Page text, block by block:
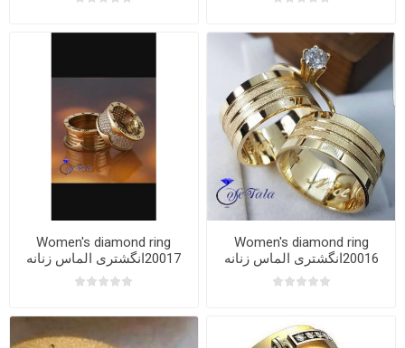
Women's diamond ring
20016انگشتری الماس زنانه
Women's diamond ring
20017انگشتری الماس زنانه